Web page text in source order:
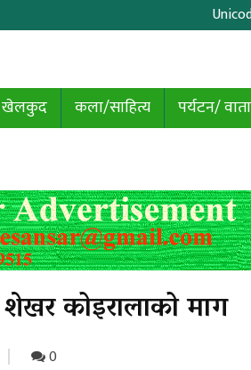
खेलकुद कला/साहित्य पर्यटन/
शेखर कोइरालाको माग
0